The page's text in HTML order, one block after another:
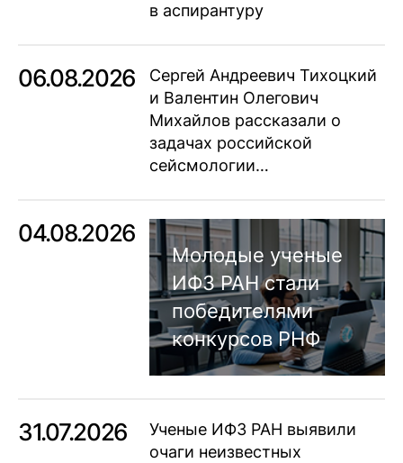
в аспирантуру
06.08.2026
Сергей Андреевич Тихоцкий
и Валентин Олегович
Михайлов рассказали о
задачах российской
сейсмологии…
04.08.2026
Молодые ученые
ИФЗ РАН стали
победителями
конкурсов РНФ
31.07.2026
Ученые ИФЗ РАН выявили
очаги неизвестных